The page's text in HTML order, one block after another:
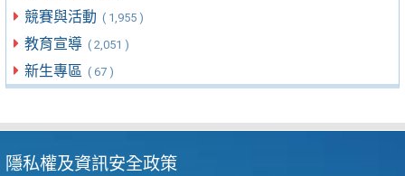
競賽與活動 ( 1,955 )
教育宣導 ( 2,051 )
新生專區 ( 67 )
隱私權及資訊安全政策